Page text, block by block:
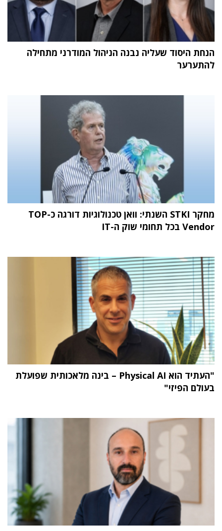
הנחת היסוד שעליה נבנה הניהול המודרני מתחילה
להתערער
מחקר STKI השנתי: וואן טכנולוגיות דורגה כ-TOP
Vendor בכל תחומי שוק ה-IT
"העתיד הוא Physical AI – בינה מלאכותית שפועלת
בעולם הפיזי"